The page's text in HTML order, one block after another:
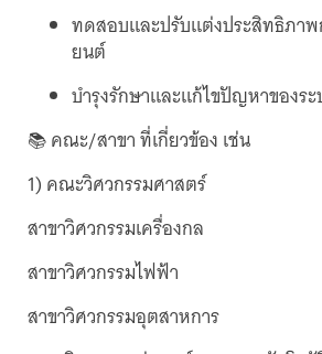
ทดสอบและปรับแต่งประสิทธิภา
ยนต์
บำรุงรักษาและแก้ไขปัญหาของร
📚 คณะ/สาขา ที่เกี่ยวข้อง เช่น
1) คณะวิศวกรรมศาสตร์
สาขาวิศวกรรมเครื่องกล
สาขาวิศวกรรมไฟฟ้า
สาขาวิศวกรรมอุตสาหการ